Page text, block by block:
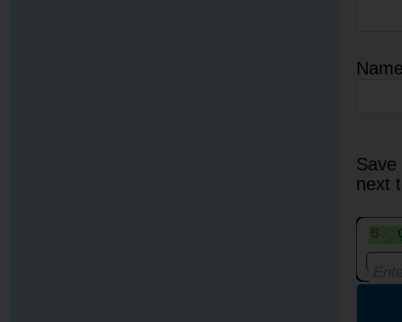
next